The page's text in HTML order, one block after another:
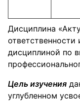
Дисциплина
ответственности
дисциплиной по
Цель изучения
углубленном